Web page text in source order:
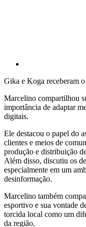
Gika e Koga receberam
Marcelino compartilhou
importância de adaptar
digitais.
Ele destacou o papel do
clientes e meios de
produção e distribuição
Além disso, discutiu os
especialmente em um
desinformação.
Marcelino também
esportivo e sua vontade
torcida local como um
da região.